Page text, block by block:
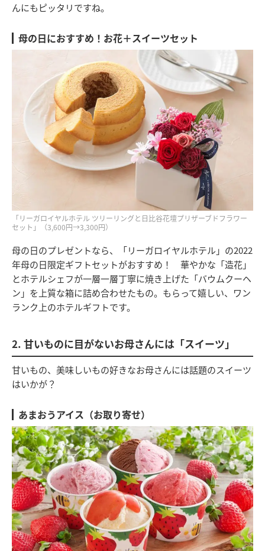
んにもピッタリですね。
母の日におすすめ！お花＋スイーツセット
「リーガロイヤルホテル ツリーリングと日比谷花壇プリザーブドフラワー
セット」（3,600円→3,300円）
母の日のプレゼントなら、「リーガロイヤルホテル」の2022
年母の日限定ギフトセットがおすすめ！ 華やかな「造花」
とホテルシェフが一層一層丁寧に焼き上げた「バウムクーヘ
ン」を上質な箱に詰め合わせたもの。もらって嬉しい、ワン
ランク上のホテルギフトです。
2. 甘いものに目がないお母さんには「スイーツ」
甘いもの、美味しいもの好きなお母さんには話題のスイーツ
はいかが？
あまおうアイス（お取り寄せ）